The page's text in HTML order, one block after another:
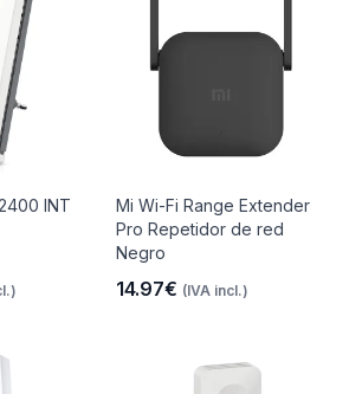
INT
Mi Wi-Fi Range Extender
Pro Repetidor de red
Negro
14.97€ (IVA incl.)